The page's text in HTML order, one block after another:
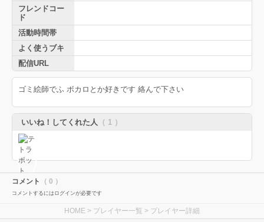
フレンドコー
ド
活動時間帯
よく使うブキ
配信URL
ゴミ絵師でふ ボカロとか好きです 絡んで下さい
いいね！してくれた人 （ 1 ）
コメント （ 0 ）
コメントするにはログインが必要です
HOME > プレイヤー一覧 > プレイヤー詳細